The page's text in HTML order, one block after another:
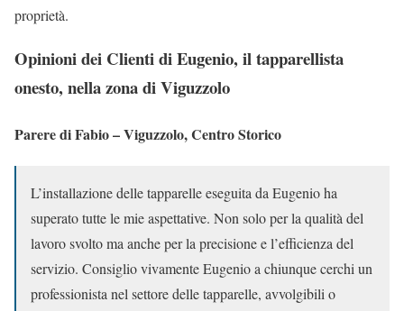
proprietà.
Opinioni dei Clienti di Eugenio, il tapparellista
onesto, nella zona di Viguzzolo
Parere di Fabio – Viguzzolo, Centro Storico
L’installazione delle tapparelle eseguita da Eugenio ha
superato tutte le mie aspettative. Non solo per la qualità del
lavoro svolto ma anche per la precisione e l’efficienza del
servizio. Consiglio vivamente Eugenio a chiunque cerchi un
professionista nel settore delle tapparelle, avvolgibili o